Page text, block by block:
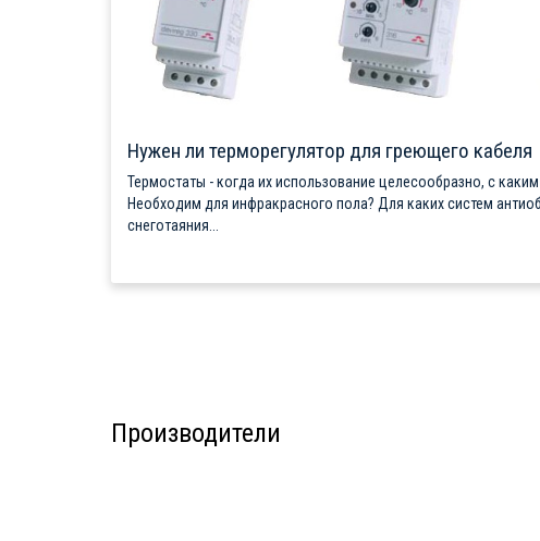
Нужен ли терморегулятор для греющего кабеля
Термостаты - когда их использование целесообразно, с
Необходим для инфракрасного пола? Для каких систем
снеготаяния...
Производители